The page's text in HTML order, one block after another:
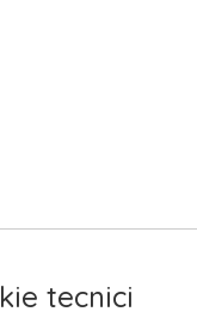
tecnici